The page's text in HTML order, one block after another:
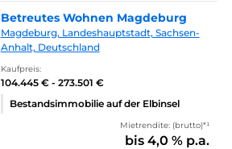
Betreutes Wohnen Magdeburg
Magdeburg, Landeshauptstadt, Sachsen-
Anhalt, Deutschland
Kaufpreis:
104.445 € - 273.501 €
Bestandsimmobilie auf der Elbinsel
Mietrendite: (brutto)*¹
bis 4,0 % p.a.